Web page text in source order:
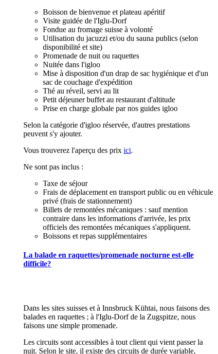
Boisson de bienvenue et plateau apéritif
Visite guidée de l'Iglu-Dorf
Fondue au fromage suisse à volonté
Utilisation du jacuzzi et/ou du sauna publics (selon
disponibilité et site)
Promenade de nuit ou raquettes
Nuitée dans l'igloo
Mise à disposition d'un drap de sac hygiénique et d'un
sac de couchage d'expédition
Thé au réveil, servi au lit
Petit déjeuner buffet au restaurant d'altitude
Prise en charge globale par nos guides igloo
Selon la catégorie d'igloo réservée, d'autres prestations
peuvent s'y ajouter.
Vous trouverez l'aperçu des prix ici.
Ne sont pas inclus :
Taxe de séjour
Frais de déplacement en transport public ou en véhicule
privé (frais de stationnement)
Billets de remontées mécaniques : sauf mention
contraire dans les informations d'arrivée, les prix
officiels des remontées mécaniques s'appliquent.
Boissons et repas supplémentaires
La balade en raquettes/promenade nocturne est-elle
difficile?
Dans les sites suisses et à Innsbruck Kühtai, nous faisons des
balades en raquettes ; à l'Iglu-Dorf de la Zugspitze, nous
faisons une simple promenade.
Les circuits sont accessibles à tout client qui vient passer la
nuit. Selon le site, il existe des circuits de durée variable,